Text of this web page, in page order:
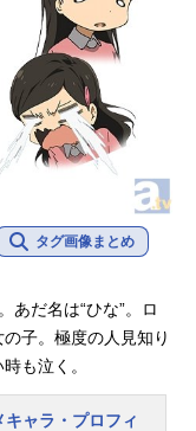
タグ画像まとめ
あだ名は“ひな”。ロ
子。極度の人見知り
も泣く。
ャラ・プロフィ